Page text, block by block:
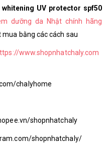
UV protector spf50
dưỡng da Nhật chính hãng
mua bằng các cách sau
www.shopnhatchaly.com
chalyhome
shopnhatchaly
shopnhatchaly/